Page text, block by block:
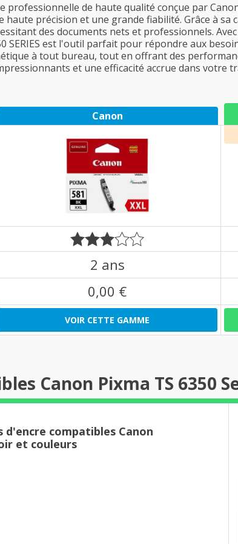
professionnelle de haute qualité conçue par
précision et une grande fiabilité. Grâce à
des documents nets et professionnels.
SERIES est l'outil parfait pour répondre aux
à tout bureau, tout en offrant des
et une efficacité accrue dans votre
Canon
2 ans
0,00 €
VOIR CETTE GAMME
Canon Pixma TS 6350
d'encre compatibles Canon
et couleurs